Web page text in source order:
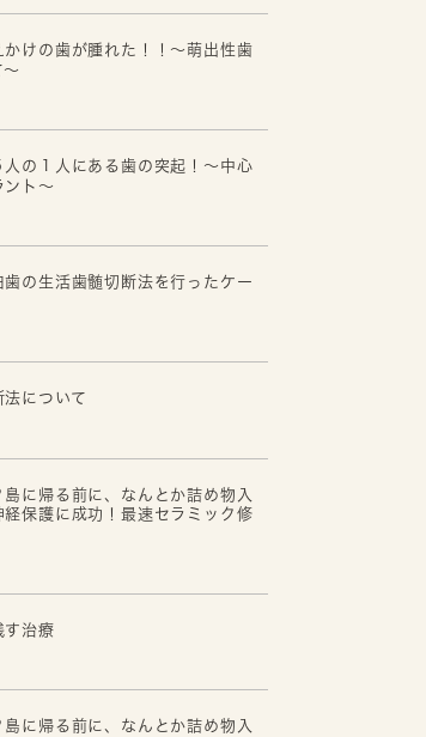
かけの歯が腫れた！！～萌出性歯
人の１人にある歯の突起！〜中心
ト〜
歯の生活歯髄切断法を行ったケー
について
島に帰る前に、なんとか詰め物入
保護に成功！最速セラミック修
す治療
島に帰る前に、なんとか詰め物入